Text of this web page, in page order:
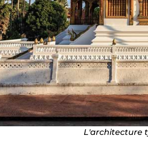
L'architecture